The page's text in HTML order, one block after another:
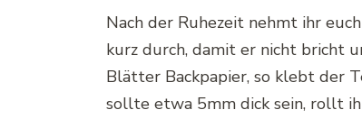
Nach der Ruhezeit nehmt ihr
kurz durch, damit er nicht bricht
Blätter Backpapier, so klebt der
sollte etwa 5mm dick sein, rollt